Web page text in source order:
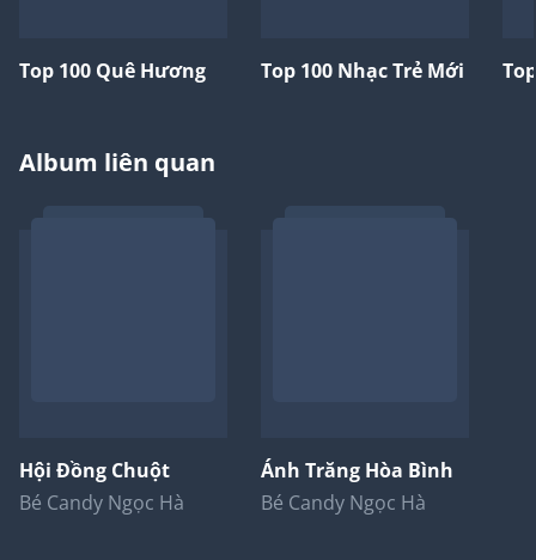
Top 100 Quê Hương Top 100 Nhạc Trẻ Mới
Album liên quan
Hội Đồng Chuột
Bé Candy Ngọc Hà
Ánh Trăng Hòa Bình
Bé Candy Ngọc Hà